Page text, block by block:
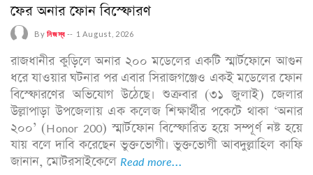
ফের অনার ফোন বিস্ফোরণ
Byনিজস্ব-- 1 August, 2026
রাজধানীর কুড়িলে অনার ২০০ মডেলের একটি স্মার্টফোনে আগুন
ধরে যাওয়ার ঘটনার পর এবার সিরাজগঞ্জেও একই মডেলের ফোন
বিস্ফোরণের অভিযোগ উঠেছে। শুক্রবার (৩১ জুলাই) জেলার
উল্লাপাড়া উপজেলায় এক কলেজ শিক্ষার্থীর পকেটে থাকা ‘অনার
২০০’ (Honor 200) স্মার্টফোন বিস্ফোরিত হয়ে সম্পূর্ণ নষ্ট হয়ে
যায় বলে দাবি করেছেন ভুক্তভোগী। ভুক্তভোগী আবদুল্লাহিল কাফি
জানান, মোটরসাইকেলে Read more...